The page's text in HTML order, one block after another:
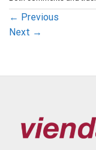
← Previous
Next →